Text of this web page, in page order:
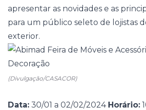
apresentar as novidades e as
para um público seleto de lojistas
exterior.
(Divulgação/CASACOR)
Data: 30/01 a 02/02/2024 Horário: